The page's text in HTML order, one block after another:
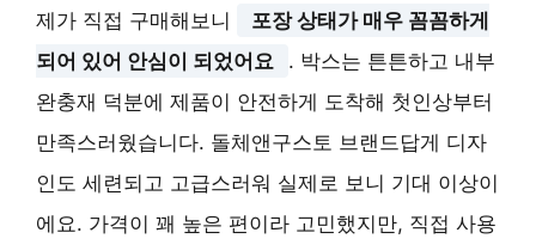
제가 직접 구매해보니
포장 상태가 매우 꼼꼼하게
되어 있어 안심이 되었어요
. 박스는 튼튼하고 내부
완충재 덕분에 제품이 안전하게 도착해 첫인상부터
만족스러웠습니다. 돌체앤구스토 브랜드답게 디자
인도 세련되고 고급스러워 실제로 보니 기대 이상이
에요. 가격이 꽤 높은 편이라 고민했지만, 직접 사용